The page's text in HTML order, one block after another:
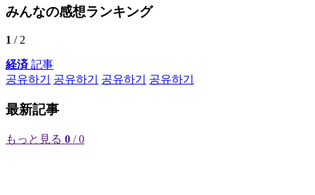
みんなの感想ランキング
1 / 2
経済記事
공유하기
공유하기 공유하기 공유하기
最新記事
もっと見る 0 / 0